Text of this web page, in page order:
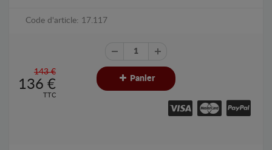
Code d'article: 17.117
143 €
136 €
TTC
Panier